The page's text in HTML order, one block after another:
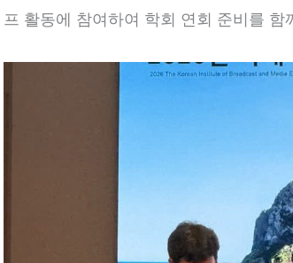
프 활동에 참여하여 학회 연회 준비를 함